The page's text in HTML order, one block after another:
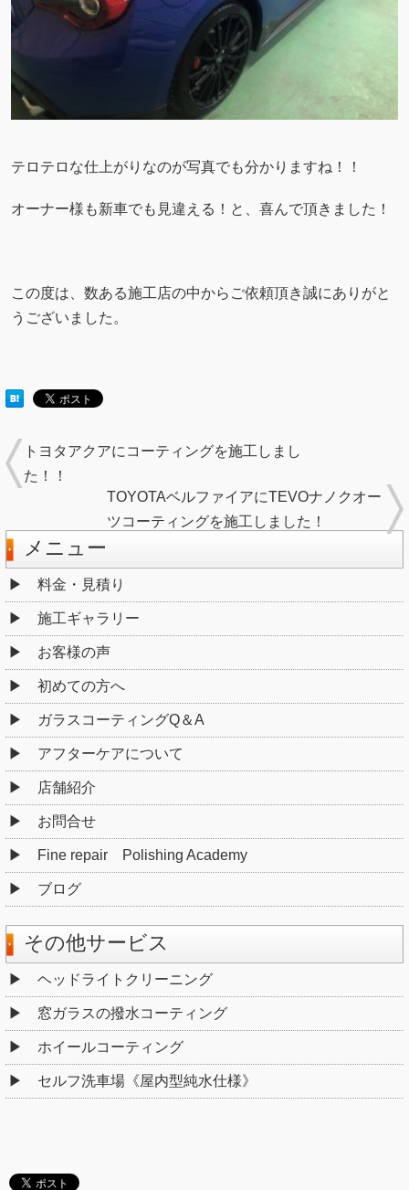
テロテロな仕上がりなのが写真でも分かりますね！！
オーナー様も新車でも見違える！と、喜んで頂きました！
この度は、数ある施工店の中からご依頼頂き誠にありがと
うございました。
トヨタアクアにコーティングを施工しまし
た！！
TOYOTAベルファイアにTEVOナノクオー
ツコーティングを施工しました！
メニュー
料金・見積り
施工ギャラリー
お客様の声
初めての方へ
ガラスコーティングQ＆A
アフターケアについて
店舗紹介
お問合せ
Fine repair Polishing Academy
ブログ
その他サービス
ヘッドライトクリーニング
窓ガラスの撥水コーティング
ホイールコーティング
セルフ洗車場《屋内型純水仕様》